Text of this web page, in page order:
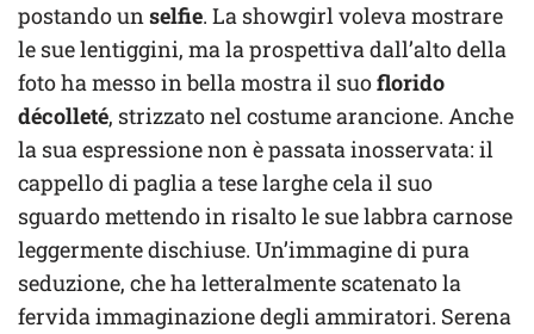
postando unselfie. La showgirl voleva mostrare
le sue lentiggini, ma la prospettiva dall’alto della
foto ha messo in bella mostra il suoflorido
décolleté, strizzato nel costume arancione. Anche
la sua espressione non è passata inosservata: il
cappello di paglia a tese larghe cela il suo
sguardo mettendo in risalto le sue labbra carnose
leggermente dischiuse. Un’immagine di pura
seduzione, che ha letteralmente scatenato la
fervida immaginazione degli ammiratori. Serena